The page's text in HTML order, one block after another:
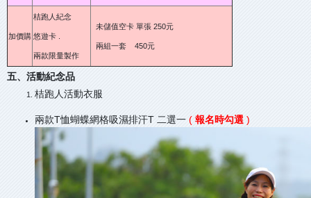
加價購
桔跑人紀念
悠遊卡 .
兩款限量製作
未儲值空卡 單張 250元
兩組一套 450元
五、活動紀念品
桔跑人活動衣服
兩款T恤蝴蝶網格吸濕排汗T 二選一 ( 報名時勾選 )